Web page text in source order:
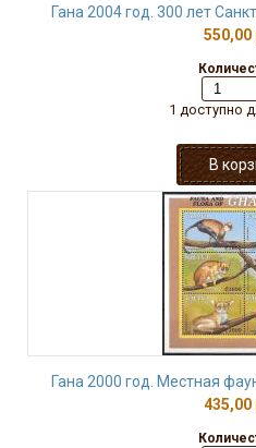
Гана 2004 год. 300 лет
550,00
1 доступно
Гана 2000 год. Местная
435,00